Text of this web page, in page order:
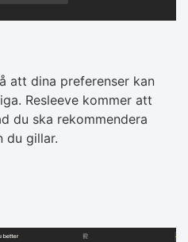
att dina preferenser kan
Resleeve kommer att
du ska rekommendera
du gillar.